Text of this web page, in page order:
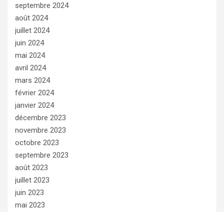
septembre 2024
août 2024
juillet 2024
juin 2024
mai 2024
avril 2024
mars 2024
février 2024
janvier 2024
décembre 2023
novembre 2023
octobre 2023
septembre 2023
août 2023
juillet 2023
juin 2023
mai 2023